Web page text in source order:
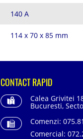
140 A
114 x 70 x 85 mm
CONTACT RAPID
Calea Grivitei
Bucuresti,
Comenzi:
Comercial: